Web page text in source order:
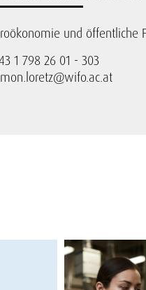
und öffentliche
1 798 26 01 - 303